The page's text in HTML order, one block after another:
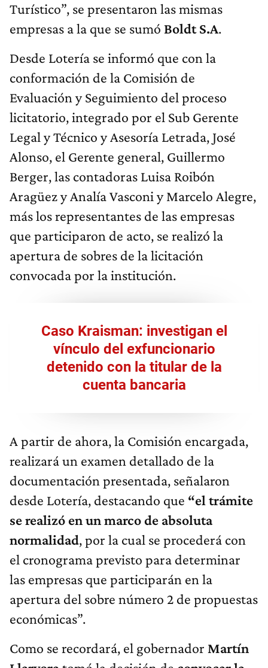
Turístico”, se presentaron las mismas
empresas a la que se sumó Boldt S.A.
Desde Lotería se informó que con la
conformación de la Comisión de
Evaluación y Seguimiento del proceso
licitatorio, integrado por el Sub Gerente
Legal y Técnico y Asesoría Letrada, José
Alonso, el Gerente general, Guillermo
Berger, las contadoras Luisa Roibón
Aragüez y Analía Vasconi y Marcelo Alegre,
más los representantes de las empresas
que participaron de acto, se realizó la
apertura de sobres de la licitación
convocada por la institución.
Caso Kraisman: investigan el
vínculo del exfuncionario
detenido con la titular de la
cuenta bancaria
A partir de ahora, la Comisión encargada,
realizará un examen detallado de la
documentación presentada, señalaron
desde Lotería, destacando que “el trámite
se realizó en un marco de absoluta
normalidad, por la cual se procederá con
el cronograma previsto para determinar
las empresas que participarán en la
apertura del sobre número 2 de propuestas
económicas”.
Como se recordará, el gobernador Martín